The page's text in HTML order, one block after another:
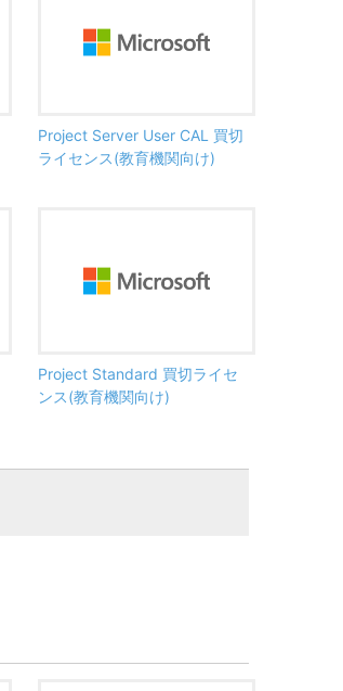
Project Server User CAL 買切
ライセンス(教育機関向け)
Project Standard 買切ライセ
ンス(教育機関向け)